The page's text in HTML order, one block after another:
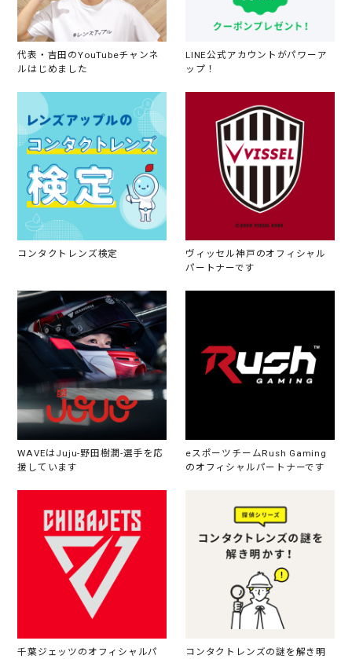
代表・吉田のYouTubeチャンネ
ルはじめました
LINE公式アカウントがパワーア
ップ！
コンタクトレンズ検定
ヴィッセル神戸のオフィシャル
パートナーです
WAVEはJuju-野田樹潤-選手を応
援しています
eスポーツチームRush Gaming
のオフィシャルパートナーです
千葉ジェッツのオフィシャルパ
コンタクトレンズの謎を解き明